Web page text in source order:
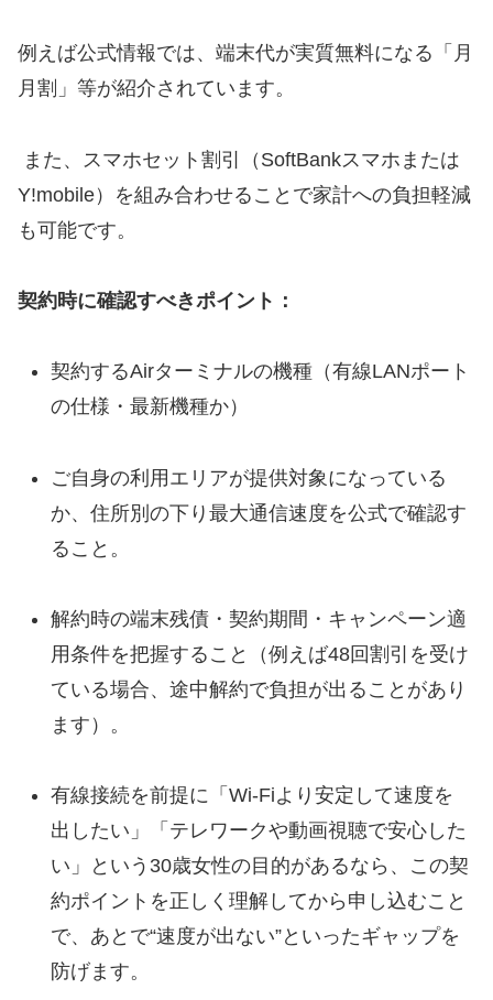
例えば公式情報では、端末代が実質無料になる「月
月割」等が紹介されています。
また、スマホセット割引（SoftBankスマホまたは
Y!mobile）を組み合わせることで家計への負担軽減
も可能です。
契約時に確認すべきポイント：
契約するAirターミナルの機種（有線LANポート
の仕様・最新機種か）
ご自身の利用エリアが提供対象になっている
か、住所別の下り最大通信速度を公式で確認す
ること。
解約時の端末残債・契約期間・キャンペーン適
用条件を把握すること（例えば48回割引を受け
ている場合、途中解約で負担が出ることがあり
ます）。
有線接続を前提に「Wi-Fiより安定して速度を
出したい」「テレワークや動画視聴で安心した
い」という30歳女性の目的があるなら、この契
約ポイントを正しく理解してから申し込むこと
で、あとで“速度が出ない”といったギャップを
防げます。